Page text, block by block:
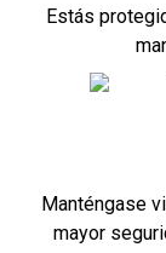
Estás
Manténgase
mayor